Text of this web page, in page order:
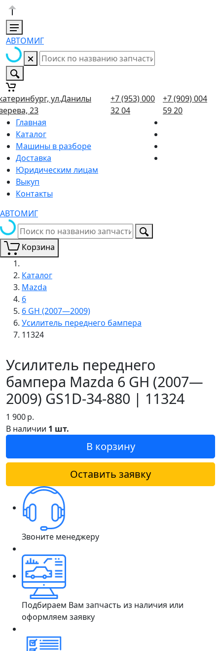
АВТОМИГ
ул.Данилы
23
+7 (953) 000
32 04
+7 (909) 004
59 20
Главная
Каталог
Машины в разборе
Доставка
Юридическим лицам
Выкуп
Контакты
АВТОМИГ
Корзина
Каталог
Mazda
6
6 GH (2007—2009)
Усилитель переднего бампера
11324
Усилитель переднего
бампера Mazda 6 GH (2007—
2009) GS1D-34-880 | 11324
1 900р.
В наличии 1 шт.
В корзину
Оставить заявку
Звоните менеджеру
Подбираем Вам запчасть из наличия или
оформляем заявку